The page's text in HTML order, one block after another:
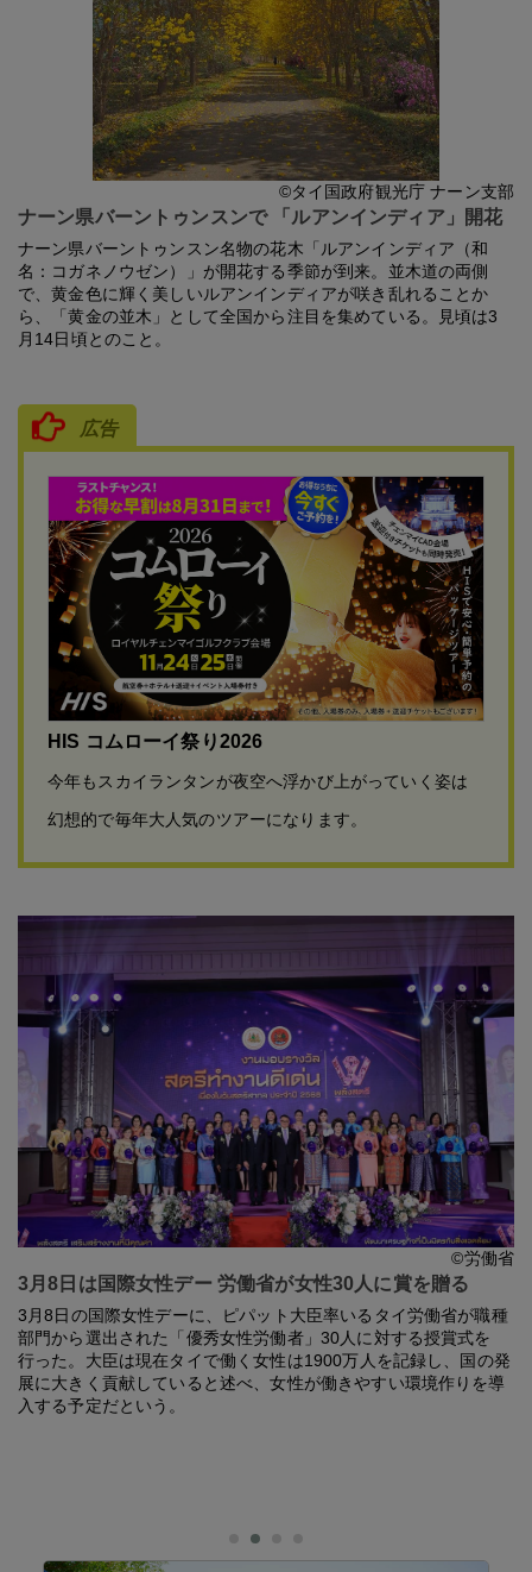
©タイ国政府観光庁 ナーン支部
ナーン県バーントゥンスンで 「ルアンインディア」開花
ナーン県バーントゥンスン名物の花木「ルアンインディア（和
名：コガネノウゼン）」が開花する季節が到来。並木道の両側
で、黄金色に輝く美しいルアンインディアが咲き乱れることか
ら、「黄金の並木」として全国から注目を集めている。見頃は3
月14日頃とのこと。
広告
HIS コムローイ祭り2026
今年もスカイランタンが夜空へ浮かび上がっていく姿は
幻想的で毎年大人気のツアーになります。
©労働省
3月8日は国際女性デー 労働省が女性30人に賞を贈る
3月8日の国際女性デーに、ピパット大臣率いるタイ労働省が職種
部門から選出された「優秀女性労働者」30人に対する授賞式を
行った。大臣は現在タイで働く女性は1900万人を記録し、国の発
展に大きく貢献していると述べ、女性が働きやすい環境作りを導
入する予定だという。